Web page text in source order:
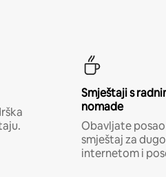
Smještaji s
nomade
Obavljate
smještaj za
internetom i